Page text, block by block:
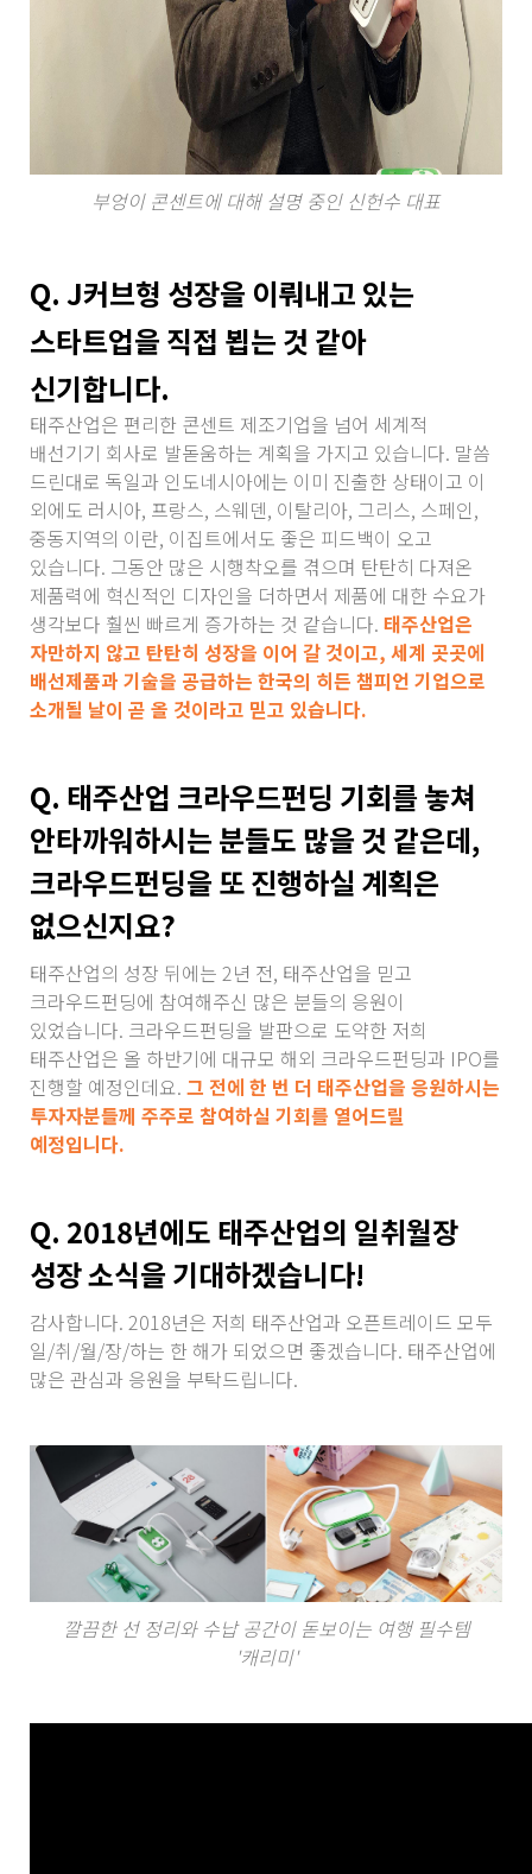
부엉이 콘센트에 대해 설명 중인 신헌수 대표
Q. J커브형 성장을 이뤄내고 있는
스타트업을 직접 뵙는 것 같아
신기합니다.
태주산업은 편리한 콘센트 제조기업을 넘어 세계적
배선기기 회사로 발돋움하는 계획을 가지고 있습니다. 말씀
드린대로 독일과 인도네시아에는 이미 진출한 상태이고 이
외에도 러시아, 프랑스, 스웨덴, 이탈리아, 그리스, 스페인,
중동지역의 이란, 이집트에서도 좋은 피드백이 오고
있습니다. 그동안 많은 시행착오를 겪으며 탄탄히 다져온
제품력에 혁신적인 디자인을 더하면서 제품에 대한 수요가
생각보다 훨씬 빠르게 증가하는 것 같습니다. 태주산업은
자만하지 않고 탄탄히 성장을 이어 갈 것이고, 세계 곳곳에
배선제품과 기술을 공급하는 한국의 히든 챔피언 기업으로
소개될 날이 곧 올 것이라고 믿고 있습니다.
Q. 태주산업 크라우드펀딩 기회를 놓쳐
안타까워하시는 분들도 많을 것 같은데,
크라우드펀딩을 또 진행하실 계획은
없으신지요?
태주산업의 성장 뒤에는 2년 전, 태주산업을 믿고
크라우드펀딩에 참여해주신 많은 분들의 응원이
있었습니다. 크라우드펀딩을 발판으로 도약한 저희
태주산업은 올 하반기에 대규모 해외 크라우드펀딩과 IPO를
진행할 예정인데요. 그 전에 한 번 더 태주산업을 응원하시는
투자자분들께 주주로 참여하실 기회를 열어드릴
예정입니다.
Q. 2018년에도 태주산업의 일취월장
성장 소식을 기대하겠습니다!
감사합니다. 2018년은 저희 태주산업과 오픈트레이드 모두
일/취/월/장/하는 한 해가 되었으면 좋겠습니다. 태주산업에
많은 관심과 응원을 부탁드립니다.
깔끔한 선 정리와 수납 공간이 돋보이는 여행 필수템
'캐리미'